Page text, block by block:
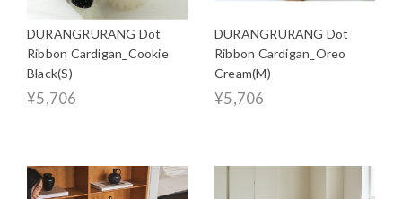
DURANGRURANG Dot
Ribbon Cardigan_Cookie
Black(S)
¥5,706
DURANGRURANG Dot
Ribbon Cardigan_Oreo
Cream(M)
¥5,706